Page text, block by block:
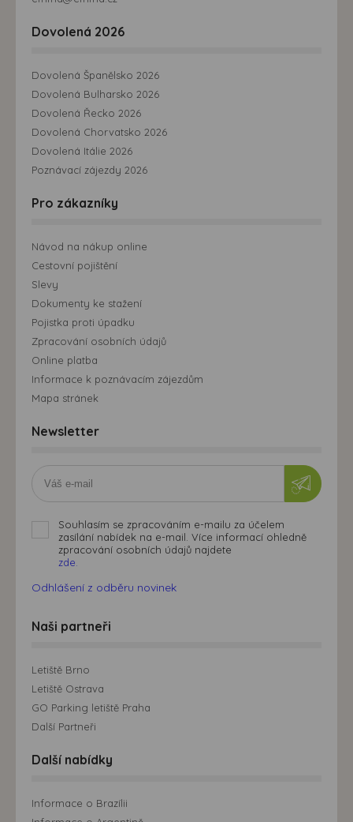
Dovolená 2026
Dovolená Španělsko 2026
Dovolená Bulharsko 2026
Dovolená Řecko 2026
Dovolená Chorvatsko 2026
Dovolená Itálie 2026
Poznávací zájezdy 2026
Pro zákazníky
Návod na nákup online
Cestovní pojištění
Slevy
Dokumenty ke stažení
Pojistka proti úpadku
Zpracování osobních údajů
Online platba
Informace k poznávacím zájezdům
Mapa stránek
Newsletter
Souhlasím se zpracováním e-mailu za účelem
zasílání nabídek na e-mail. Více informací ohledně
zpracování osobních údajů najdete
zde.
Odhlášení z odběru novinek
Naši partneři
Letiště Brno
Letiště Ostrava
GO Parking letiště Praha
Další Partneři
Další nabídky
Informace o Brazílii